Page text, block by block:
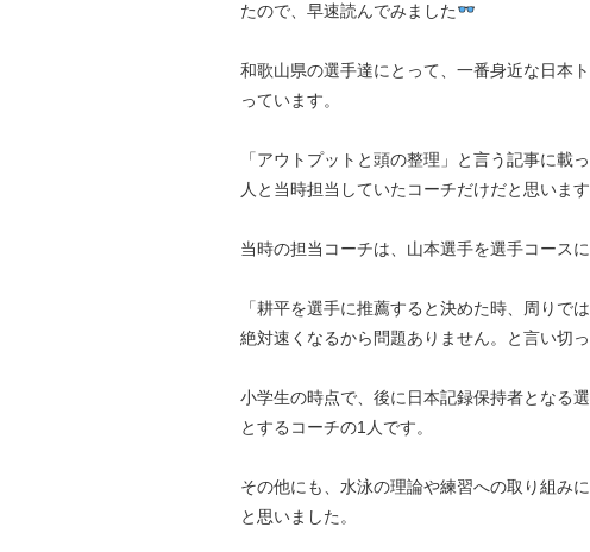
たので、早速読んでみました
和歌山県の選手達にとって、一番身近な日本
っています。
「アウトプットと頭の整理」と言う記事に載
人と当時担当していたコーチだけだと思います
当時の担当コーチは、山本選手を選手コース
「耕平を選手に推薦すると決めた時、周りで
絶対速くなるから問題ありません。と言い切っ
小学生の時点で、後に日本記録保持者となる
とするコーチの1人です。
その他にも、水泳の理論や練習への取り組み
と思いました。